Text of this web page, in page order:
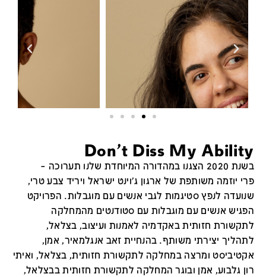
Don't Diss My Ability
בשנת 2020 הצגנו במהדורה המיוחדת שלנו תערוכה –
פרי יוזמה משותפת של ארגון ג'וינט ישראל ויריד צבע טרי,
שנועדה לנפץ סטיגמות לגבי אנשים עם מוגבלות. הפרויקט
הפגיש אנשים עם מוגבלות עם סטודנטים מהמחלקה
לתקשורת חזותית באקדמיה לאמנות ועיצוב, בצלאל,
לתהליך יצירתי משותף. בהנחיית זאב אנגלמאיר, אמן,
אקטיביסט ומרצה במחלקה לתקשורת חזותית, בצלאל, ואיתי
רון גלבוע, אמן ובוגר המחלקה לתקשורת חזותית בבצלאל,